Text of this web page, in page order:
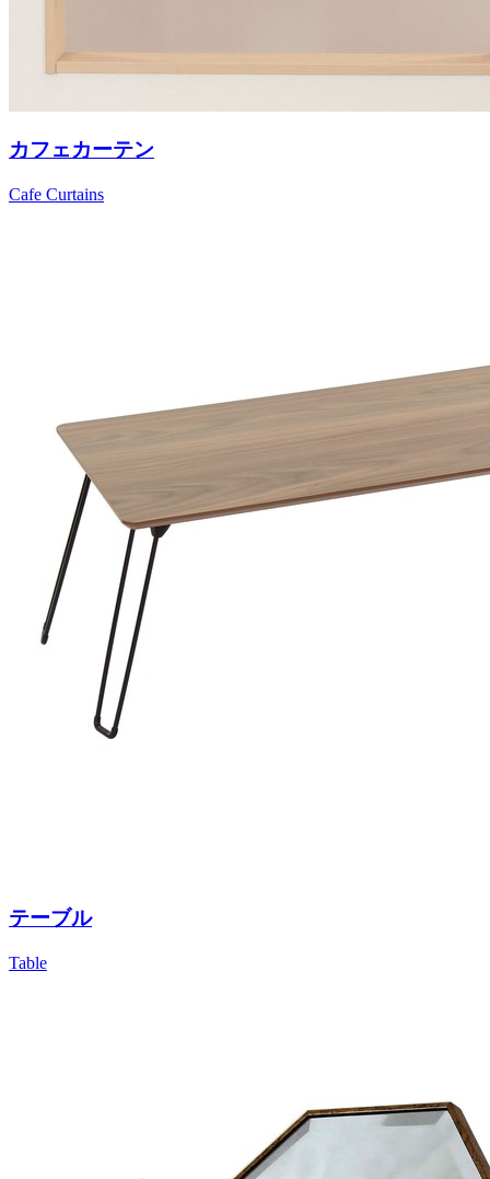
カフェカーテン
Cafe Curtains
テーブル
Table